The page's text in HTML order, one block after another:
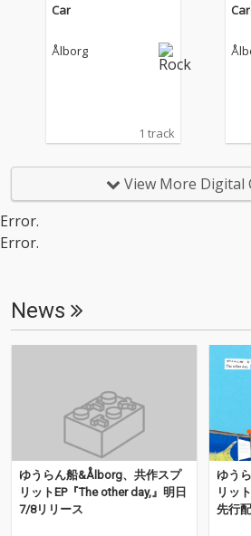
Car
Ålborg
1 track
Car
View More Digital
Error.
Error.
News
ゆうらん船&Ålborg、共作スプ
リットEP『The other day,』明日
7/8リリース
ゆう
リッ
先行